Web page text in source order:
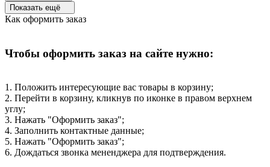
Показать ещё
Как оформить заказ
Чтобы оформить заказ на сайте нужно:
1. Положить интересующие вас товары в корзину;
2. Перейти в корзину, кликнув по иконке в правом верхнем
углу;
3. Нажать "Оформить заказ";
4. Заполнить контактные данные;
5. Нажать "Оформить заказ";
6. Дождаться звонка мененджера для подтверждения.